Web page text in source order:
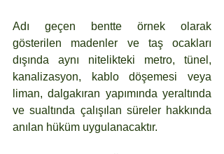
Adı geçen bentte örnek olarak
gösterilen madenler ve taş ocakları
dışında aynı nitelikteki metro, tünel,
kanalizasyon, kablo döşemesi veya
liman, dalgakıran yapımında yeraltında
ve sualtında çalışılan süreler hakkında
anılan hüküm uygulanacaktır.